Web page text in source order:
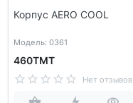
Корпус AERO COOL
Модель: 0361
460ТМТ
Нет отзывов